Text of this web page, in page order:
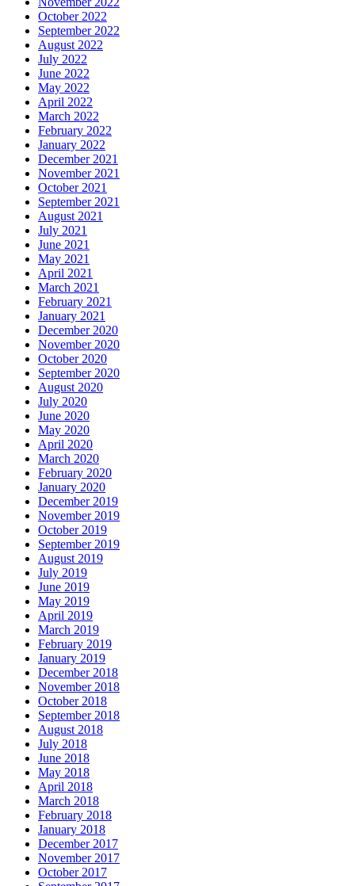
October 2022
September 2022
August 2022
July 2022
June 2022
May 2022
April 2022
March 2022
February 2022
January 2022
December 2021
November 2021
October 2021
September 2021
August 2021
July 2021
June 2021
May 2021
April 2021
March 2021
February 2021
January 2021
December 2020
November 2020
October 2020
September 2020
August 2020
July 2020
June 2020
May 2020
April 2020
March 2020
February 2020
January 2020
December 2019
November 2019
October 2019
September 2019
August 2019
July 2019
June 2019
May 2019
April 2019
March 2019
February 2019
January 2019
December 2018
November 2018
October 2018
September 2018
August 2018
July 2018
June 2018
May 2018
April 2018
March 2018
February 2018
January 2018
December 2017
November 2017
October 2017